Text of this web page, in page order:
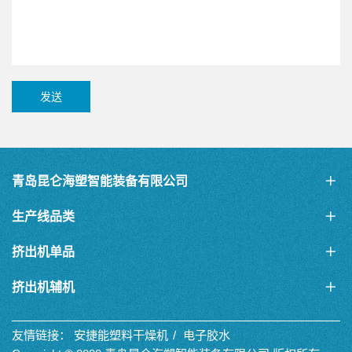
发送
青岛昆仑海塑智能装备有限公司
生产线品类
挤出机单品
挤出机辅机
友情链接： 安捷能塑料干燥机
电子胶水